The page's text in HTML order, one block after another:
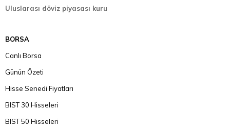
Uluslarası döviz piyasası kuru
BORSA
Canlı Borsa
Günün Özeti
Hisse Senedi Fiyatları
BIST 30 Hisseleri
BIST 50 Hisseleri